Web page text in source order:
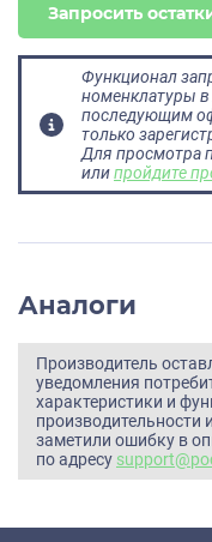
Запросить
Функционал
номенклатуры
последующим
только
Для просмотра
илипройдите
Аналоги
Производитель
уведомления
характеристики и
производительности
заметили ошибку в
по адресу